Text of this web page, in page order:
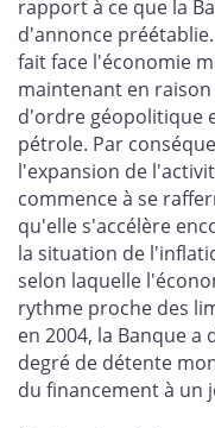
rapport à ce que la
d'annonce
fait face l'économie
maintenant en
d'ordre géopolitique
pétrole. Par
l'expansion de
commence à se
qu'elle s'accélère
la situation de
selon laquelle
rythme proche des
en 2004, la Banque
degré de détente
du financement à un